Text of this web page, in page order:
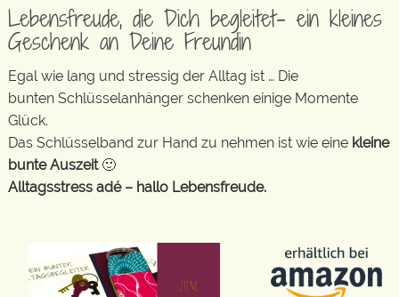
Lebensfreude, die Dich begleitet- ein kleines
Geschenk an Deine Freundin
Egal wie lang und stressig der Alltag ist … Die
bunten Schlüsselanhänger schenken einige Momente
Glück.
Das Schlüsselband zur Hand zu nehmen ist wie eine kleine
bunte Auszeit🙂
Alltagsstress adé – hallo Lebensfreude.